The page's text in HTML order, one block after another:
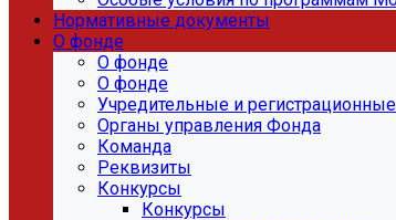
Нормативные документы
О фонде
О фонде
О фонде
Учредительные и
Органы управления Фонда
Команда
Реквизиты
Конкурсы
Конкурсы